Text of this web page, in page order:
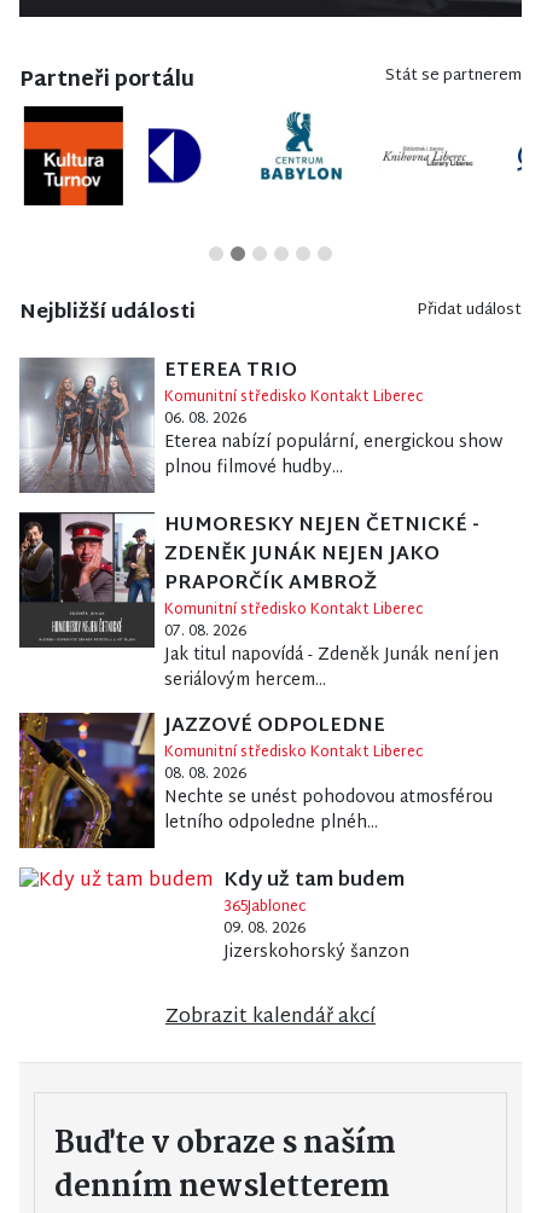
Partneři portálu Stát se partnerem
Nejbližší události Přidat událost
ETEREA TRIO
Komunitní středisko Kontakt Liberec
06. 08. 2026
Eterea nabízí populární, energickou show
plnou filmové hudby...
HUMORESKY NEJEN ČETNICKÉ -
ZDENĚK JUNÁK NEJEN JAKO
PRAPORČÍK AMBROŽ
Komunitní středisko Kontakt Liberec
07. 08. 2026
Jak titul napovídá - Zdeněk Junák není jen
seriálovým hercem...
JAZZOVÉ ODPOLEDNE
Komunitní středisko Kontakt Liberec
08. 08. 2026
Nechte se unést pohodovou atmosférou
letního odpoledne plnéh...
Kdy už tam budem
365Jablonec
09. 08. 2026
Jizerskohorský šanzon
Zobrazit kalendář akcí
Buďte v obraze s naším
denním newsletterem